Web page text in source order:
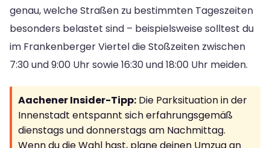
genau, welche Straßen zu bestimmten Tageszeiten
besonders belastet sind – beispielsweise solltest du
im Frankenberger Viertel die Stoßzeiten zwischen
7:30 und 9:00 Uhr sowie 16:30 und 18:00 Uhr meiden.
Aachener Insider-Tipp: Die Parksituation in der
Innenstadt entspannt sich erfahrungsgemäß
dienstags und donnerstags am Nachmittag.
Wenn du die Wahl hast, plane deinen Umzug an